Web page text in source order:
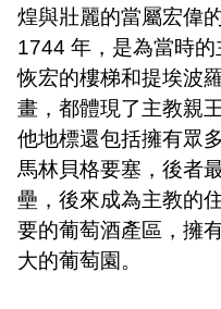
煌與壯麗的當屬宏偉
1744 年，是為當時
恢宏的樓梯和提埃波
畫，都體現了主教親
他地標還包括擁有眾
馬林貝格要塞，後者
壘，後來成為主教的
要的葡萄酒產區，擁
大的葡萄園。